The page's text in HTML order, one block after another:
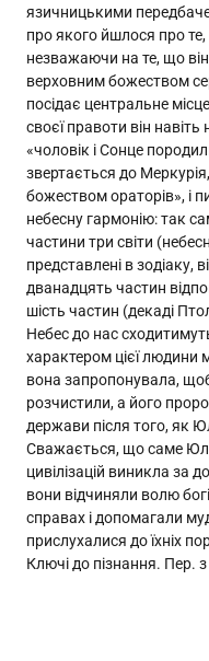
язичницькими
про якого йшлося про
незважаючи на те, що
верховним божеством
посідає центральне
своєї правоти він
«чоловік і Сонце
звертається до
божеством ораторів», і
небесну гармонію: так
частини три світи
представлені в зодіаку,
дванадцять частин
шість частин (декаді
Небес до нас
характером цієї
вона запропонувала,
розчистили, а його
держави після того, як
Сважається, що саме
цивілізацій виникла за
вони відчиняли волю
справах і допомагали
прислухалися до їхніх
Ключі до пізнання. Пер.